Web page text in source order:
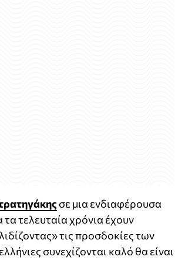
σε μια ενδιαφέρουσα
τελευταία χρόνια έχουν
τις προσδοκίες των
συνεχίζονται καλό θα είναι